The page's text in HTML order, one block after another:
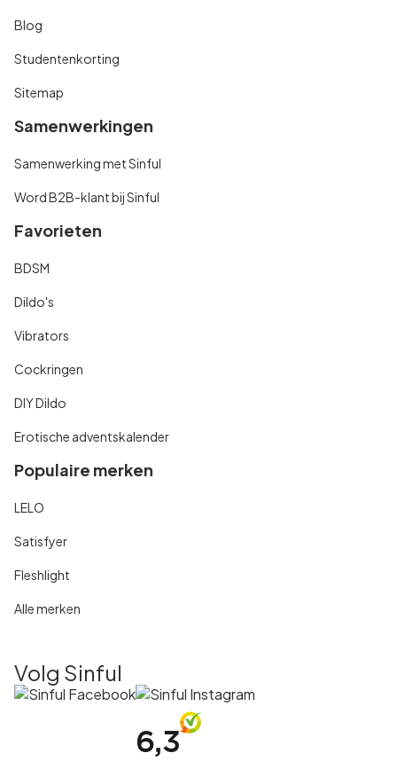
Blog
Studentenkorting
Sitemap
Samenwerkingen
Samenwerking met Sinful
Word B2B-klant bij Sinful
Favorieten
BDSM
Dildo's
Vibrators
Cockringen
DIY Dildo
Erotische adventskalender
Populaire merken
LELO
Satisfyer
Fleshlight
Alle merken
Volg Sinful